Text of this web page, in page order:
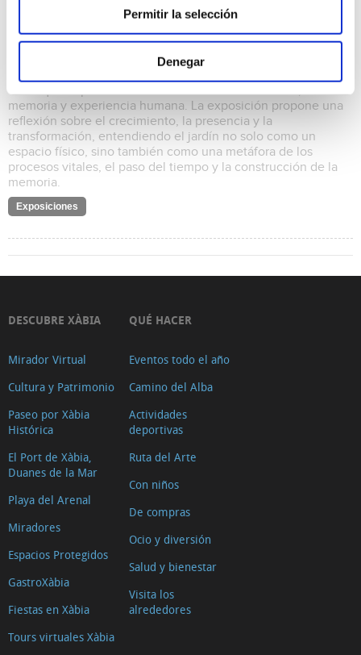
Permitir la selección
Denegar
03/07/2026 al 15/08/2026
Exposición de pintura, fotografía, escultura y cerámica. A
través de diversas prácticas artísticas, Notas del Jardín reúne
obras que exploran las conexiones entre naturaleza,
memoria y experiencia humana. La exposición propone una
reflexión sobre el crecimiento, la presencia y la
transformación, entendiendo el jardín no solo como un
espacio físico, sino también como una metáfora de los
procesos vitales, el paso del tiempo y la construcción de la
memoria.
Exposiciones
DESCUBRE XÀBIA
Mirador Virtual
Cultura y Patrimonio
Paseo por Xàbia
Histórica
El Port de Xàbia,
Duanes de la Mar
Playa del Arenal
Miradores
Espacios Protegidos
GastroXàbia
Fiestas en Xàbia
Tours virtuales Xàbia
QUÉ HACER
Eventos todo el año
Camino del Alba
Actividades
deportivas
Ruta del Arte
Con niños
De compras
Ocio y diversión
Salud y bienestar
Visita los
alrededores